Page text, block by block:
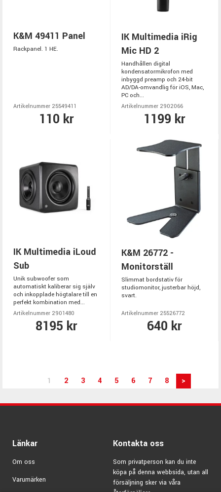
K&M 49411 Panel
Rackpanel. 1 HE.
Artikelnummer 25549411
110 kr
IK Multimedia iRig
Mic HD 2
Handhållen digital
kondensatormikrofon med
inbyggd preamp och 24-bit
AD/DA-omvandlig för iOS, Mac,
PC och...
Artikelnummer 2902066
1199 kr
IK Multimedia iLoud
Sub
Unik subwoofer som
automatiskt kaliberar sig själv
och inkopplade högtalare till en
perfekt kombination med...
Artikelnummer 2901480
8195 kr
K&M 26772 -
Monitorställ
Slimmat bordstativ för
studiomonitor, justerbar höjd,
svart.
Artikelnummer 25526772
640 kr
1 2 3 4 5 6 7 8 >
Länkar
Om oss
Varumärken
Kontakta oss
Som privatperson kan du inte
köpa på denna webbsida, utan all
försäljning sker via våra